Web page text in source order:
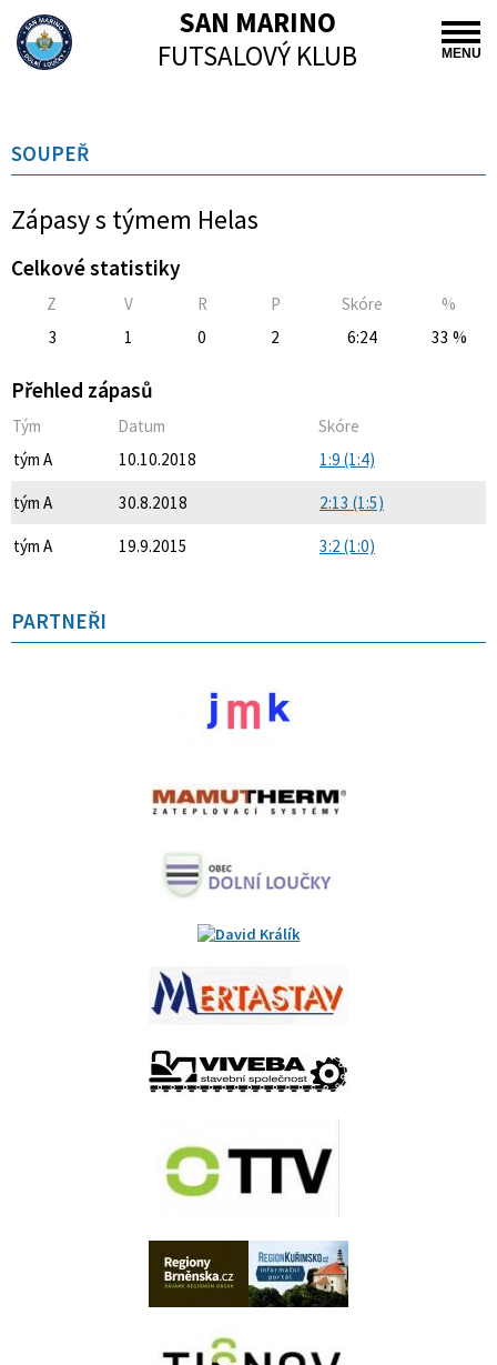
MENU
SAN MARINO
FUTSALOVÝ KLUB
SOUPEŘ
Zápasy s týmem Helas
Celkové statistiky
Z V R P Skóre
%
3
1 0 2 6:24 33 %
Přehled zápasů
Tým Datum
Skóre
tým A
10.10.2018 1:9 (1:4)
tým A 30.8.2018 2:13 (1:5)
tým A 19.9.2015 3:2 (1:0)
PARTNEŘI